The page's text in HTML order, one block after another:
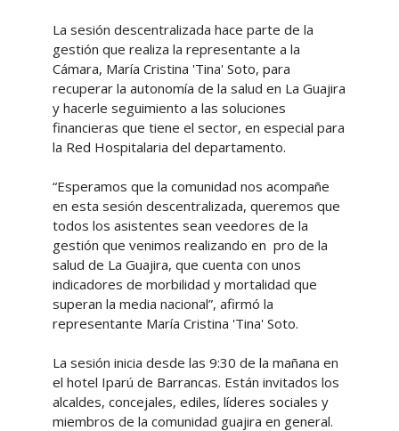
La sesión descentralizada hace parte de la
gestión que realiza la representante a la
Cámara, María Cristina 'Tina' Soto, para
recuperar la autonomía de la salud en La Guajira
y hacerle seguimiento a las soluciones
financieras que tiene el sector, en especial para
la Red Hospitalaria del departamento.
“Esperamos que la comunidad nos acompañe
en esta sesión descentralizada, queremos que
todos los asistentes sean veedores de la
gestión que venimos realizando en pro de la
salud de La Guajira, que cuenta con unos
indicadores de morbilidad y mortalidad que
superan la media nacional”, afirmó la
representante María Cristina 'Tina' Soto.
La sesión inicia desde las 9:30 de la mañana en
el hotel Iparú de Barrancas. Están invitados los
alcaldes, concejales, ediles, líderes sociales y
miembros de la comunidad guajira en general.